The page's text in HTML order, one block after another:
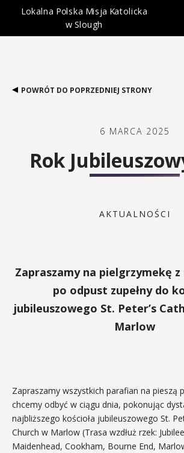
Lokalna Polska Misja Katolicka
w Slough
POWRÓT DO POPRZEDNIEJ STRONY
6 MARCA 2025
Rok
AKTUALNOŚCI
Zapraszamy na pielgrzymekę
po odpust zupełny do
jubileuszowego St. Peter’s
Marlow
Zapraszamy wszystkich parafian na pieszą
chcemy odbyć w ciągu dnia, pokonując
najbliższego kościoła jubileuszowego St.
Church w Marlow (Trasa wzdłuż rzek:
Maidenhead, Cookham, Bourne End,